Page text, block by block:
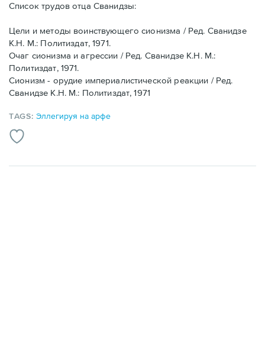
Список трудов отца Сванидзы:
Цели и методы воинствующего сионизма / Ред. Сванидзе
К.Н. М.: Политиздат, 1971.
Очаг сионизма и агрессии / Ред. Сванидзе К.Н. М.:
Политиздат, 1971.
Сионизм - орудие империалистической реакции / Ред.
Сванидзе К.Н. М.: Политиздат, 1971
TAGS:Эллегируя на арфе